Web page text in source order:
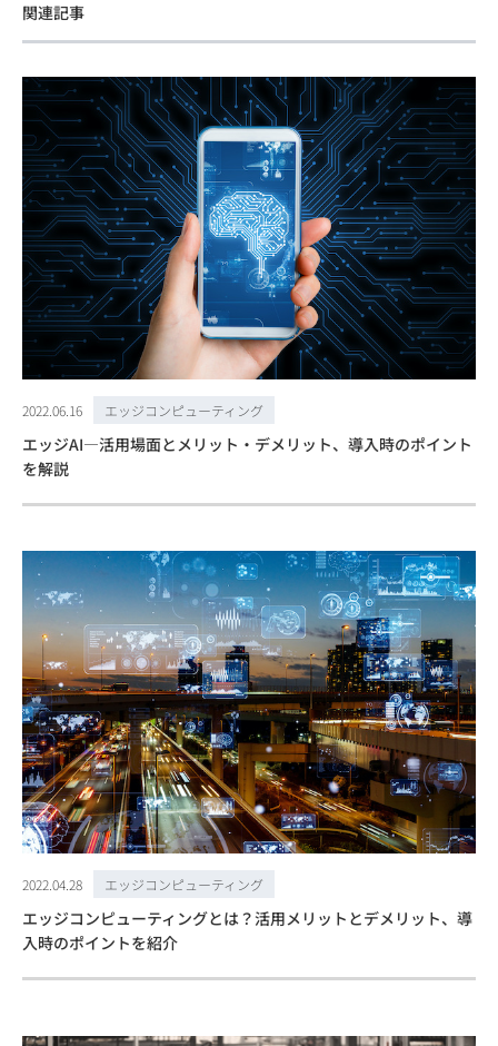
関連記事
2022.06.16 エッジコンピューティング
エッジAI―活用場面とメリット・デメリット、導入時のポイント
を解説
2022.04.28 エッジコンピューティング
エッジコンピューティングとは？活用メリットとデメリット、導
入時のポイントを紹介